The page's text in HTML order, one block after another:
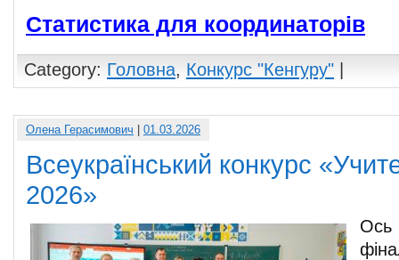
Статистика для координаторів
Category: Головна, Конкурс "Кенгуру" |
Олена Герасимович | 01.03.2026
Всеукраїнський конкурс
2026»